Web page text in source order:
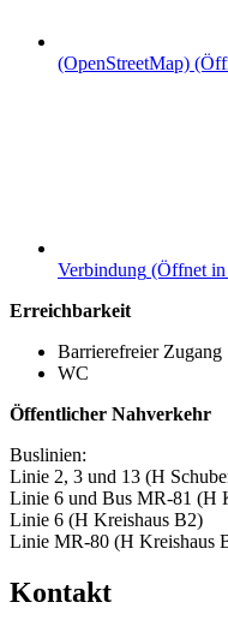
(OpenStreetMap)
Verbindung (Öffnet in
Erreichbarkeit
Barrierefreier Zugang
WC
Öffentlicher Nahverkehr
Buslinien:
Linie 2, 3 und 13 (H
Linie 6 und Bus MR-81 (H
Linie 6 (H Kreishaus B2)
Linie MR-80 (H Kreishaus
Kontakt